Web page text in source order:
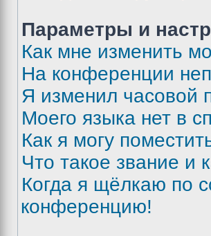
Параметры и
Как мне изменить
На конференции
Я изменил часовой
Моего языка нет в
Как я могу
Что такое звание и
Когда я щёлкаю по
конференцию!